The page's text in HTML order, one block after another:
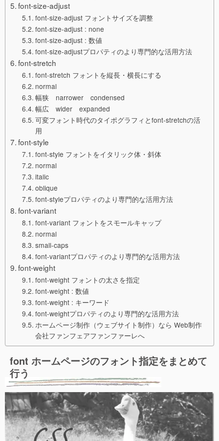
font-size-adjust
font-size-adjust フォントサイズを調整
font-size-adjust : none
font-size-adjust : 数値
font-size-adjustプロパティのより専門的な活用方法
font-stretch
font-stretch フォントを縦長・横長にする
normal
幅狭 narrower condensed
幅広 wider expanded
可変フォント時代のタイポグラフィとfont-stretchの活
用
font-style
font-style フォントをイタリック体・斜体
normal
italic
oblique
font-styleプロパティのより専門的な活用方法
font-variant
font-variant フォントをスモールキャップ
normal
small-caps
font-variantプロパティのより専門的な活用方法
font-weight
font-weight フォントの太さを指定
font-weight : 数値
font-weight : キーワード
font-weightプロパティのより専門的な活用方法
ホームページ制作（ウェブサイト制作）なら Web制作
会社ファンフェアファンファーレへ
font ホームページのフォント指定をまとめて
行う